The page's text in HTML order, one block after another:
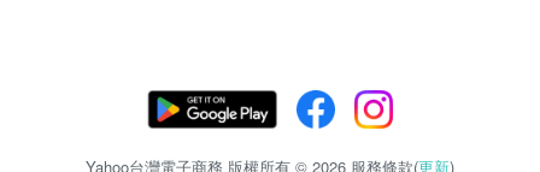
Yahoo台灣電子商務 版權所有 © 2026 服務條款(更新)